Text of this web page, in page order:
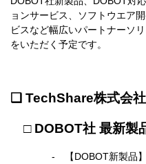
ョンサービス、ソフトウエア
ビスなど幅広いパートナーソ
をいただく予定です。
❑ TechShare株式会
□DOBOT社 最新製
- 【DOBOT新製品